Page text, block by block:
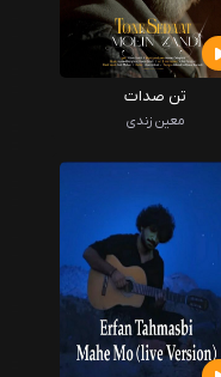
تن صدات
معین زندی